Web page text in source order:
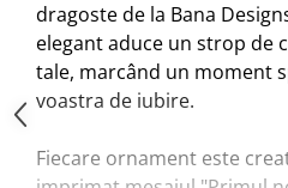
dragoste de la Bana
elegant aduce un strop de
tale, marcând un moment
voastra de iubire.
Fiecare ornament este